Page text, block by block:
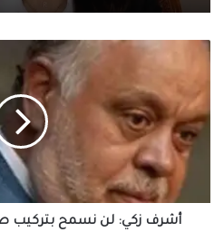
محافظ القاهرة: نستهدف
أشرف
نسمح
بتركيب
صور
محتوى
مسيءأشرف زكي: لن نسمح بتركيب